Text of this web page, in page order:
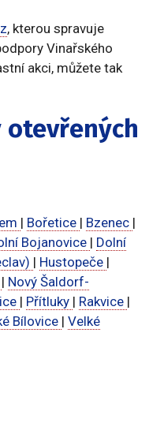
, kterou spravuje
Vinařského
akci, můžete tak
| Bořetice | Bzenec |
Bojanovice | Dolní
| Hustopeče |
| Nový Šaldorf-
| Přítluky | Rakvice |
Bílovice | Velké